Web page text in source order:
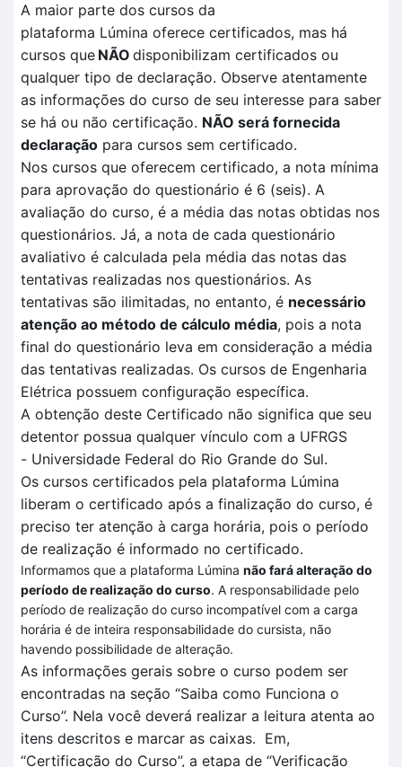
A maior parte dos cursos da
plataforma Lúmina oferece certificados, mas há
cursos que NÃO disponibilizam certificados ou
qualquer tipo de declaração. Observe atentamente
as informações do curso de seu interesse para saber
se há ou não certificação. NÃO será fornecida
declaração para cursos sem certificado.
Nos cursos que oferecem certificado, a nota mínima
para aprovação do questionário é 6 (seis). A
avaliação do curso, é a média das notas obtidas nos
questionários. Já, a nota de cada questionário
avaliativo é calculada pela média das notas das
tentativas realizadas nos questionários. As
tentativas são ilimitadas, no entanto, é necessário
atenção ao método de cálculo média, pois a nota
final do questionário leva em consideração a média
das tentativas realizadas. Os cursos de Engenharia
Elétrica possuem configuração específica.
A obtenção deste Certificado não significa que seu
detentor possua qualquer vínculo com a UFRGS
- Universidade Federal do Rio Grande do Sul.
Os cursos certificados pela plataforma Lúmina
liberam o certificado após a finalização do curso, é
preciso ter atenção à carga horária, pois o período
de realização é informado no certificado.
Informamos que a plataforma Lúmina não fará alteração do
período de realização do curso. A responsabilidade pelo
período de realização do curso incompatível com a carga
horária é de inteira responsabilidade do cursista, não
havendo possibilidade de alteração.
As informações gerais sobre o curso podem ser
encontradas na seção “Saiba como Funciona o
Curso”. Nela você deverá realizar a leitura atenta ao
itens descritos e marcar as caixas. Em,
“Certificação do Curso”, a etapa de “Verificação